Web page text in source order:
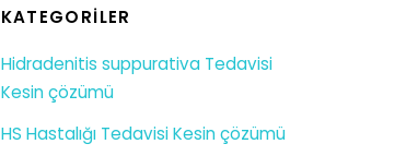
KATEGORILER
Hidradenitis suppurativa Tedavisi
Kesin çözümü
HS Hastalığı Tedavisi Kesin çözümü